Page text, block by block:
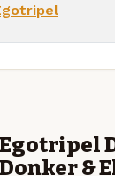
Egotripel
Donker &